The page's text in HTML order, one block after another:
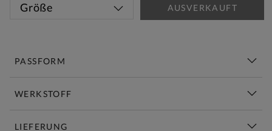
Größe AUSVERKAUFT
PASSFORM
WERKSTOFF
LIEFERUNG